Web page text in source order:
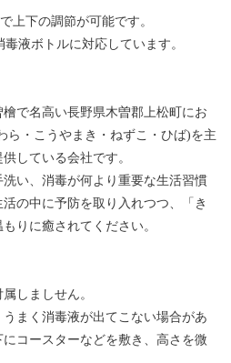
上下の調節が可能です。
液ボトルに対応しています。
で名高い長野県木曽郡上松町にお
ら・こうやまき・ねずこ・ひば)を主
している会社です。
い、消毒が何より重要な生活習慣
の中に予防を取り入れつつ、「き
りに癒されてください。
しましせん。
まく消毒液が出てこない場合があ
コースターなどを敷き、高さを微